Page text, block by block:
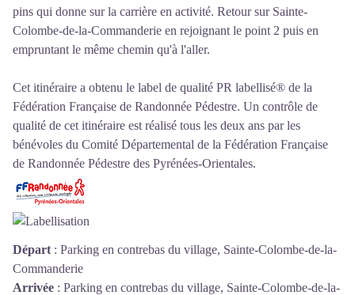
pins qui donne sur la carrière en activité. Retour sur Sainte-
Colombe-de-la-Commanderie en rejoignant le point 2 puis en
empruntant le même chemin qu'à l'aller.
Cet itinéraire a obtenu le label de qualité PR labellisé® de la
Fédération Française de Randonnée Pédestre. Un contrôle de
qualité de cet itinéraire est réalisé tous les deux ans par les
bénévoles du Comité Départemental de la Fédération Française
de Randonnée Pédestre des Pyrénées-Orientales.
Départ : Parking en contrebas du village, Sainte-Colombe-de-la-
Commanderie
Arrivée : Parking en contrebas du village, Sainte-Colombe-de-la-